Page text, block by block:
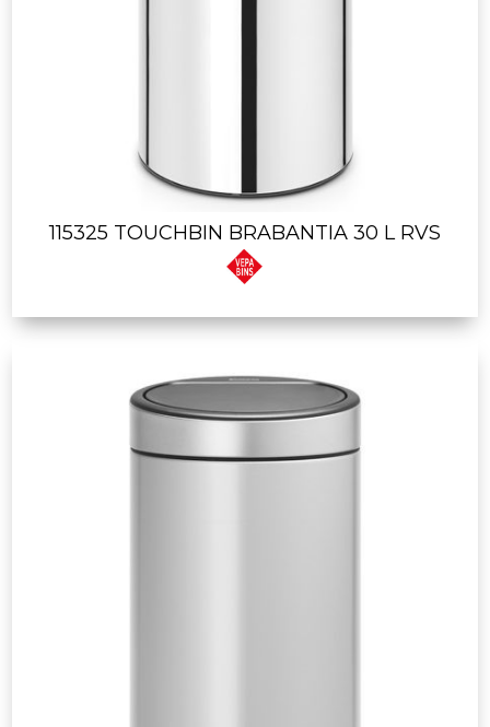
115325 TOUCHBIN BRABANTIA 30 L RVS